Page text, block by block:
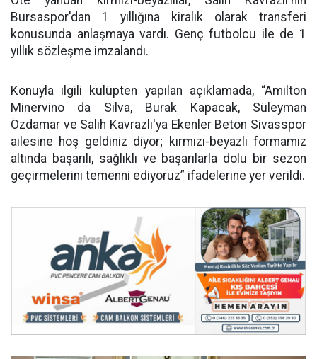
Bursaspor'dan 1 yıllığına kiralık olarak transferi
konusunda anlaşmaya vardı. Genç futbolcu ile de 1
yıllık sözleşme imzalandı.
Konuyla ilgili kulüpten yapılan açıklamada, “Amilton
Minervino da Silva, Burak Kapacak, Süleyman
Özdamar ve Salih Kavrazlı'ya Ekenler Beton Sivasspor
ailesine hoş geldiniz diyor; kırmızı-beyazlı formamız
altında başarılı, sağlıklı ve başarılarla dolu bir sezon
geçirmelerini temenni ediyoruz” ifadelerine yer verildi.